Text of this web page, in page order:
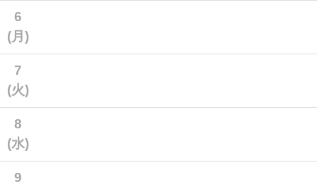
6
(月)
7
(火)
8
(水)
9